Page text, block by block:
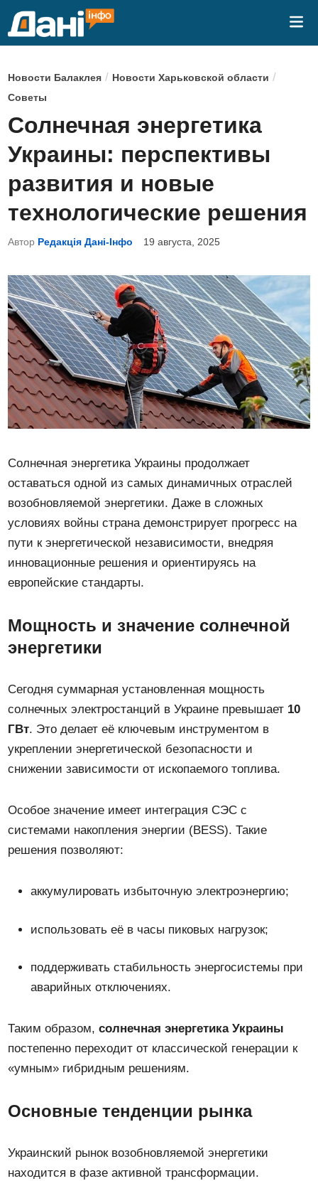
О
п
у
б
л
и
к
в
н
о
в
Новости Балаклея / Новости Харьковской области /
Советы
Солнечная энергетика
Украины: перспективы
развития и новые
технологические решения
Автор Редакція Дані-Інфо 19 августа, 2025
Солнечная энергетика Украины продолжает
оставаться одной из самых динамичных отраслей
возобновляемой энергетики. Даже в сложных
условиях войны страна демонстрирует прогресс на
пути к энергетической независимости, внедряя
инновационные решения и ориентируясь на
европейские стандарты.
Мощность и значение солнечной
энергетики
Сегодня суммарная установленная мощность
солнечных электростанций в Украине превышает 10
ГВт. Это делает её ключевым инструментом в
укреплении энергетической безопасности и
снижении зависимости от ископаемого топлива.
Особое значение имеет интеграция СЭС с
системами накопления энергии (BESS). Такие
решения позволяют:
аккумулировать избыточную электроэнергию;
использовать её в часы пиковых нагрузок;
поддерживать стабильность энергосистемы при
аварийных отключениях.
Таким образом,солнечная энергетика Украины
постепенно переходит от классической генерации к
«умным» гибридным решениям.
Основные тенденции рынка
Украинский рынок возобновляемой энергетики
находится в фазе активной трансформации.